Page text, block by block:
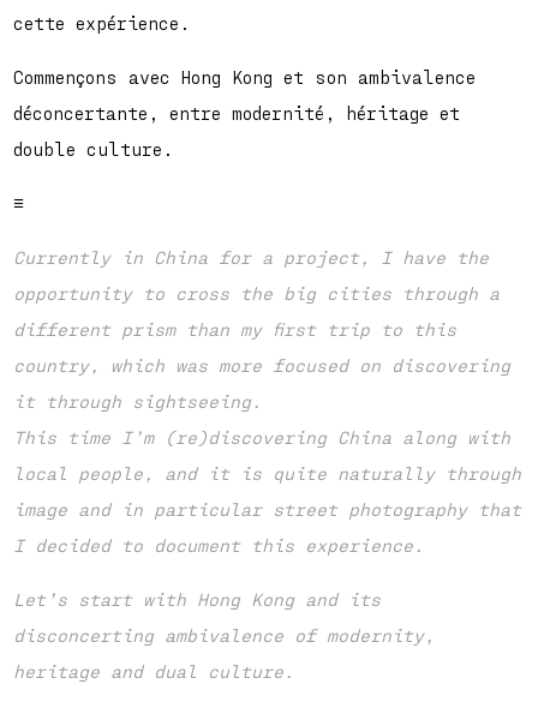
cette expérience.
Commençons avec Hong Kong et son ambivalence
déconcertante, entre modernité, héritage et
double culture.
≡
Currently in China for a project, I have the
opportunity to cross the big cities through a
different prism than my first trip to this
country, which was more focused on discovering
it through sightseeing.
This time I’m (re)discovering China along with
local people, and it is quite naturally through
image and in particular street photography that
I decided to document this experience.
Let’s start with Hong Kong and its
disconcerting ambivalence of modernity,
heritage and dual culture.